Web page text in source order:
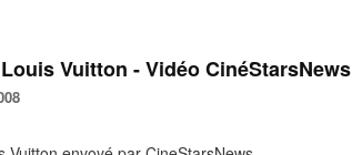
Vuitton - Vidéo CinéStarsNews